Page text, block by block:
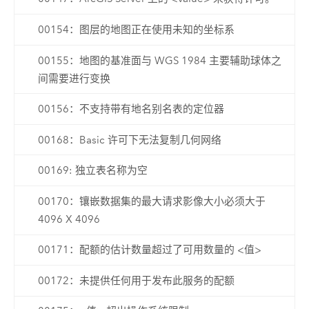
00154：图层的地图正在使用未知的坐标系
00155：地图的基准面与 WGS 1984 主要辅助球体之
间需要进行变换
00156：不支持带有地名别名表的定位器
00168：Basic 许可下无法复制几何网络
00169: 独立表名称为空
00170：镶嵌数据集的最大请求影像大小必须大于
4096 X 4096
00171：配额的估计数量超过了可用数量的 <值>
00172：未提供任何用于发布此服务的配额